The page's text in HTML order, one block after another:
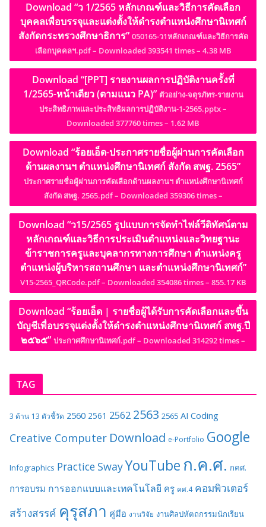
Download “ว 1/2565 หลักเกณฑ์และวิธีการคัดเลือก
บุคคลเพื่อบรรจุและแต่งตั้งให้ดำรงตำแหน่งศึกษานิเทศก์
สังกัดกระทรวงศึกษาธิการ” 050165-ว1หลักเกณฑ์และวิธีการคัด
เลือกบุคคลฯ.pdf – Downloaded 393541 times – 4.38 MB
Download “[PPT] รายงานผลการปฏิบัติงานครั้งที่
1/2565-หน้าเดียว (ตามแนว PA)” ตัวอย่าง-จตุรภัทร-รายงาน
ประสิทธิภาพและประสิทธิผลการปฏิบัติงาน-1-2565.pptx –
Downloaded 377760 times – 1.62 MB
Download “ร้อยเอ็ด-ประกาศรายชื่อผู้ผ่านการคัดเลือก
ด้านผลงานฯ ตำแหน่งศึกษานิเทศก์ สังกัด สพฐ. 2565”
ประกาศรายชื่อผู้ผ่านการคัดเลือกด้านผลงานฯ ตำแหน่งศึกษานิเทศก์
สังกัด สพฐ. 2565.pdf – Downloaded 359306 times –
Download “ว15/2565 รูปแบบการจัดทำไฟล์วีดิทัศน์ตาม
หลักเกณฑ์และวิธีการประเมินตำแหน่งและวิทยฐานะ
ข้าราชการครูและบุคลากรทางการศึกษา ตำแหน่งครู
ตำแหน่งผู้บริหารสถานศึกษา และตำแหน่งศึกษานิเทศก์”
V15-2565_QRCode.pdf – Downloaded 354086 times – 855.17 KB
Download “ร้อยเอ็ด | รายชื่อผู้ได้รับการคัดเลือกและขึ้น
บัญชีเพื่อบรรจุแต่งตั้งให้ดำรงตำแหน่งศึกษานิเทศก์ สพฐ.ปี
๒๕๖๕” ประกาศศึกษานิเทศก์.pdf – Downloaded 314292 times –
TAG
3 ด้าน 13 ตัวชี้วัด 2560 2561 2562 2563 2565 AI Coding
Creative Computer Download e-Portfolio Google
Infographics Practice SwayYouTubeก.ค.ศ. กคศ.
การอบรม การออกแบบและเทคโนโลยี ครู คศ.4 คอมพิวเตอร์
สร้างสรรค์ คุรุสภา คู่มือ งานวิจัย งานศิลปหัตถกรรมนักเรียน